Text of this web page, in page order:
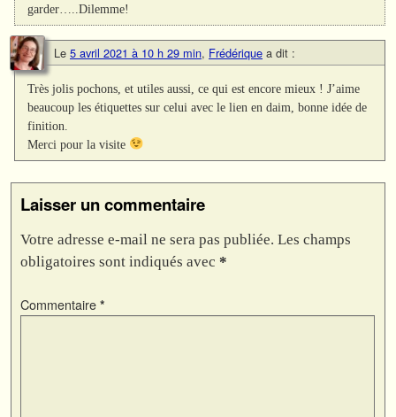
garder…..Dilemme!
Le 5 avril 2021 à 10 h 29 min, Frédérique a dit :
Très jolis pochons, et utiles aussi, ce qui est encore mieux ! J’aime
beaucoup les étiquettes sur celui avec le lien en daim, bonne idée de
finition.
Merci pour la visite
Laisser un commentaire
Votre adresse e-mail ne sera pas publiée. Les champs
obligatoires sont indiqués avec *
Commentaire *